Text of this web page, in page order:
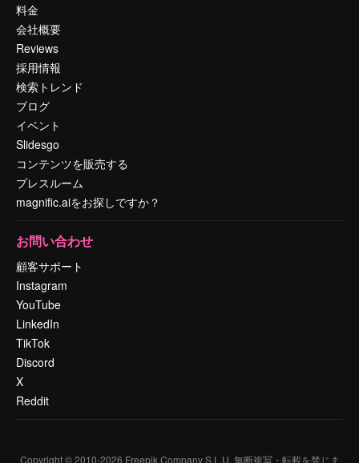
料金
会社概要
Reviews
採用情報
検索トレンド
ブログ
イベント
Slidesgo
コンテンツを販売する
プレスルーム
magnific.aiをお探しですか？
お問い合わせ
顧客サポート
Instagram
YouTube
LinkedIn
TikTok
Discord
X
Reddit
Copyright © 2010-2026 Freepik Company S.L.U. 無断複写・転載を禁じま